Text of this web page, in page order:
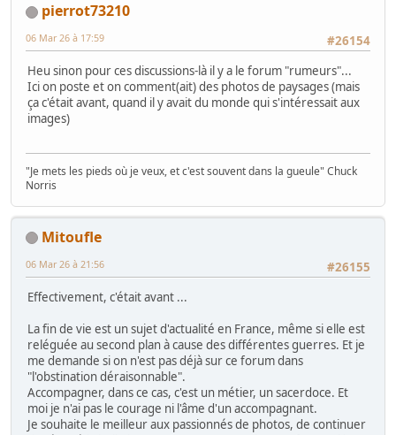
pierrot73210
#26154
06 Mar 26 à 17:59
Heu sinon pour ces discussions-là il y a le forum "rumeurs"...
Ici on poste et on comment(ait) des photos de paysages (mais
ça c'était avant, quand il y avait du monde qui s'intéressait aux
images)
"Je mets les pieds où je veux, et c'est souvent dans la gueule" Chuck
Norris
Mitoufle
#26155
06 Mar 26 à 21:56
Effectivement, c'était avant ...
La fin de vie est un sujet d'actualité en France, même si elle est
reléguée au second plan à cause des différentes guerres. Et je
me demande si on n'est pas déjà sur ce forum dans
"l'obstination déraisonnable".
Accompagner, dans ce cas, c'est un métier, un sacerdoce. Et
moi je n'ai pas le courage ni l'âme d'un accompagnant.
Je souhaite le meilleur aux passionnés de photos, de continuer